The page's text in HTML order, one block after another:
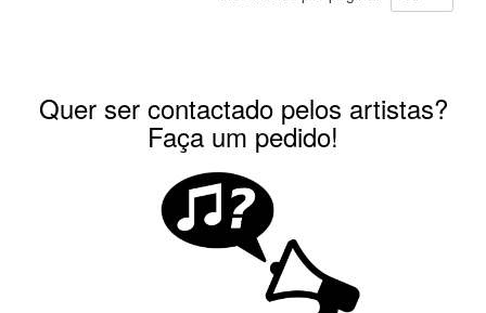
Quer ser contactado pelos artistas?
Faça um pedido!